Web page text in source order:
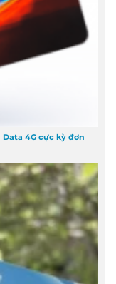
4G cực kỳ đơn